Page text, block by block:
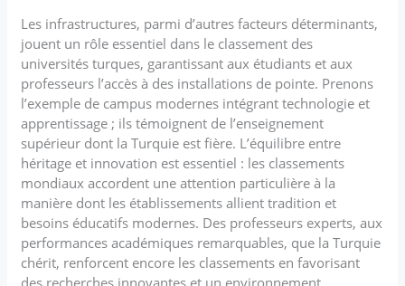
Les infrastructures, parmi d’autres facteurs déterminants,
jouent un rôle essentiel dans le classement des
universités turques, garantissant aux étudiants et aux
professeurs l’accès à des installations de pointe. Prenons
l’exemple de campus modernes intégrant technologie et
apprentissage ; ils témoignent de l’enseignement
supérieur dont la Turquie est fière. L’équilibre entre
héritage et innovation est essentiel : les classements
mondiaux accordent une attention particulière à la
manière dont les établissements allient tradition et
besoins éducatifs modernes. Des professeurs experts, aux
performances académiques remarquables, que la Turquie
chérit, renforcent encore les classements en favorisant
des recherches innovantes et un environnement